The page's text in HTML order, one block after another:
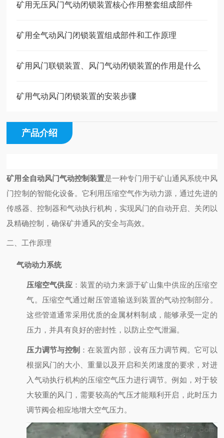
矿用无压风门气动闭锁装置核心作用整套组成部件
矿用全气动风门闭锁装置组成部件和工作原理
矿用风门联锁装置、风门气动闭锁装置的作用是什么
矿用气动风门闭锁装置的安装步骤
产品介绍
矿用全自动风门气动控制装置是一种专门用于矿山通风系统中风
门控制的智能化设备。它利用压缩空气作为动力源，通过先进的
传感器、控制器和气动执行机构，实现风门的自动开启、关闭以
及精确控制，确保矿井通风的安全与高效。
二、工作原理
气动动力系统
压缩空气供应：装置的动力来源于矿山集中供应的压缩空
气。压缩空气通过耐压管道输送到装置的气动控制部分。
这些管道通常采用优质的金属材料制成，能够承受一定的
压力，并具有良好的密封性，以防止空气泄漏。
压力调节与控制 ：在装置内部，设有压力调节阀。它可以
根据风门的大小、重量以及开启和关闭速度的要求，对进
入气动执行机构的压缩空气压力进行调节。例如，对于较
大较重的风门，需要较高的气压才能顺利开启，此时压力
调节阀会相应地增大空气压力。